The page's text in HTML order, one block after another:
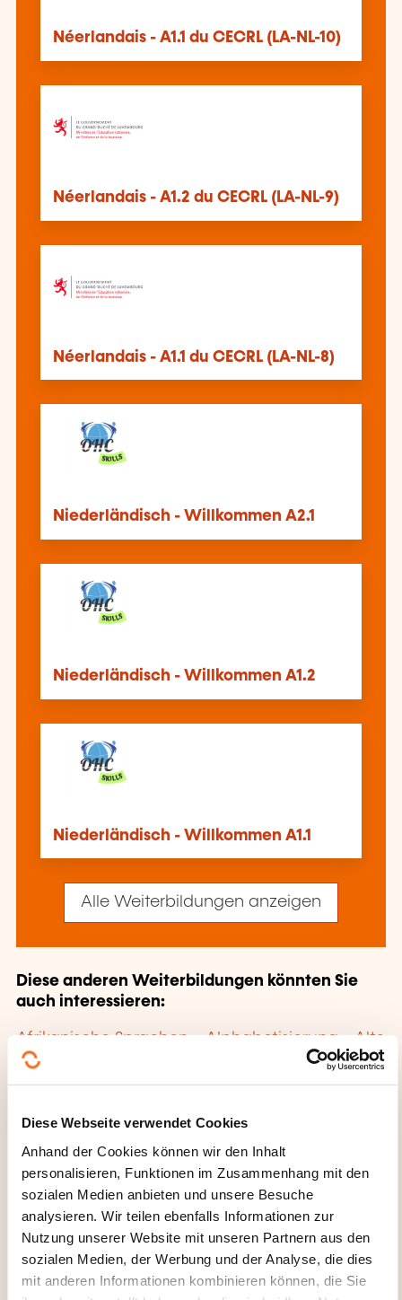
Diese Webseite verwendet Cookies
Anhand der Cookies können wir den Inhalt
personalisieren, Funktionen im Zusammenhang mit den
sozialen Medien anbieten und unsere Besuche
analysieren. Wir teilen ebenfalls Informationen zur
Nutzung unserer Website mit unseren Partnern aus den
sozialen Medien, der Werbung und der Analyse, die dies
mit anderen Informationen kombinieren können, die Sie
Néerlandais - A1.1 du CECRL (LA-NL-10)
Néerlandais - A1.2 du CECRL (LA-NL-9)
Néerlandais - A1.1 du CECRL (LA-NL-8)
Niederländisch - Willkommen A2.1
Niederländisch - Willkommen A1.2
Niederländisch - Willkommen A1.1
Alle Weiterbildungen anzeigen
Diese anderen Weiterbildungen könnten Sie
auch interessieren:
Afrikanische Sprachen Alphabetisierung
Alte
Sprachen
Alltag
Englisch
Englisch für Techniker
Sprachen
Finnisch Französisch
Französisch
im Alltag
Gebärdensprache
Handelsdeutsch
Handelsenglisch
Handelsfranzösisch
Handelsitalienisch
Handelsspanisch
Hebräisch
Indianische
Sprachen
Italienisch
Italienisch für Touristen